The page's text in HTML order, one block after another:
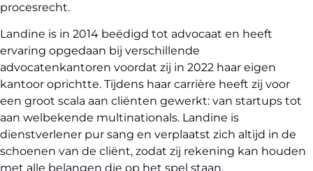
procesrecht.
Landine is in 2014 beëdigd tot advocaat en heeft
ervaring opgedaan bij verschillende
advocatenkantoren voordat zij in 2022 haar eigen
kantoor oprichtte. Tijdens haar carrière heeft zij voor
een groot scala aan cliënten gewerkt: van startups tot
aan welbekende multinationals. Landine is
dienstverlener pur sang en verplaatst zich altijd in de
schoenen van de cliënt, zodat zij rekening kan houden
met alle belangen die op het spel staan.